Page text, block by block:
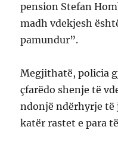
pension Stefan
madh vdekjesh
pamundur”.
Megjithatë, policia
çfarëdo shenje të
ndonjë ndërhyrje të
katër rastet e para